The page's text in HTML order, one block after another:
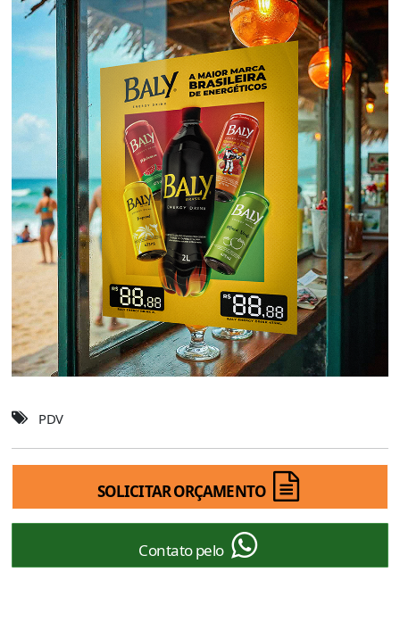
PDV
SOLICITAR ORÇAMENTO
Contato pelo